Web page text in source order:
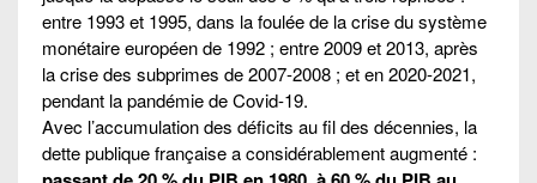
entre 1993 et 1995, dans la foulée de la crise du système
monétaire européen de 1992 ; entre 2009 et 2013, après
la crise des subprimes de 2007-2008 ; et en 2020-2021,
pendant la pandémie de Covid-19.
Avec l’accumulation des déficits au fil des décennies, la
dette publique française a considérablement augmenté :